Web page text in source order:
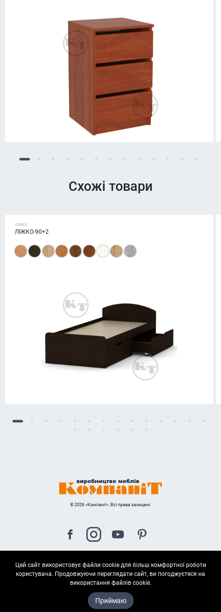
Схожі товари
ЛІЖКА
ЛІЖКО-90+2
© 2026 «Компаніт». Всі права захищені.
Цей сайт використовує файли cookie для більш комфортної роботи
користувача. Продовжуючи переглядати сайт, ви погоджуєтеся на
використання файлів cookie.
Приймаю